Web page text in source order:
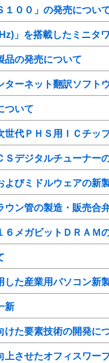
１００」の発売につい
」を搭載したミニタ
品の発売について
ーネット翻訳ソフト
ついて
代ＰＨＳ用ＩＣチッ
Ｓデジタルチューナー
びミドルウェアの新
ン管の製造・販売合
メガビットＤＲＡＭ
した産業用パソコン新
新
けた要素技術の開発に
させたオフィスワー